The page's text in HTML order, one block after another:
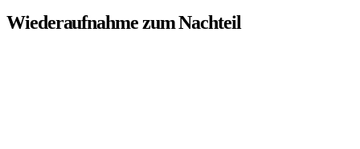
Wiederaufnahme zum Nachteil